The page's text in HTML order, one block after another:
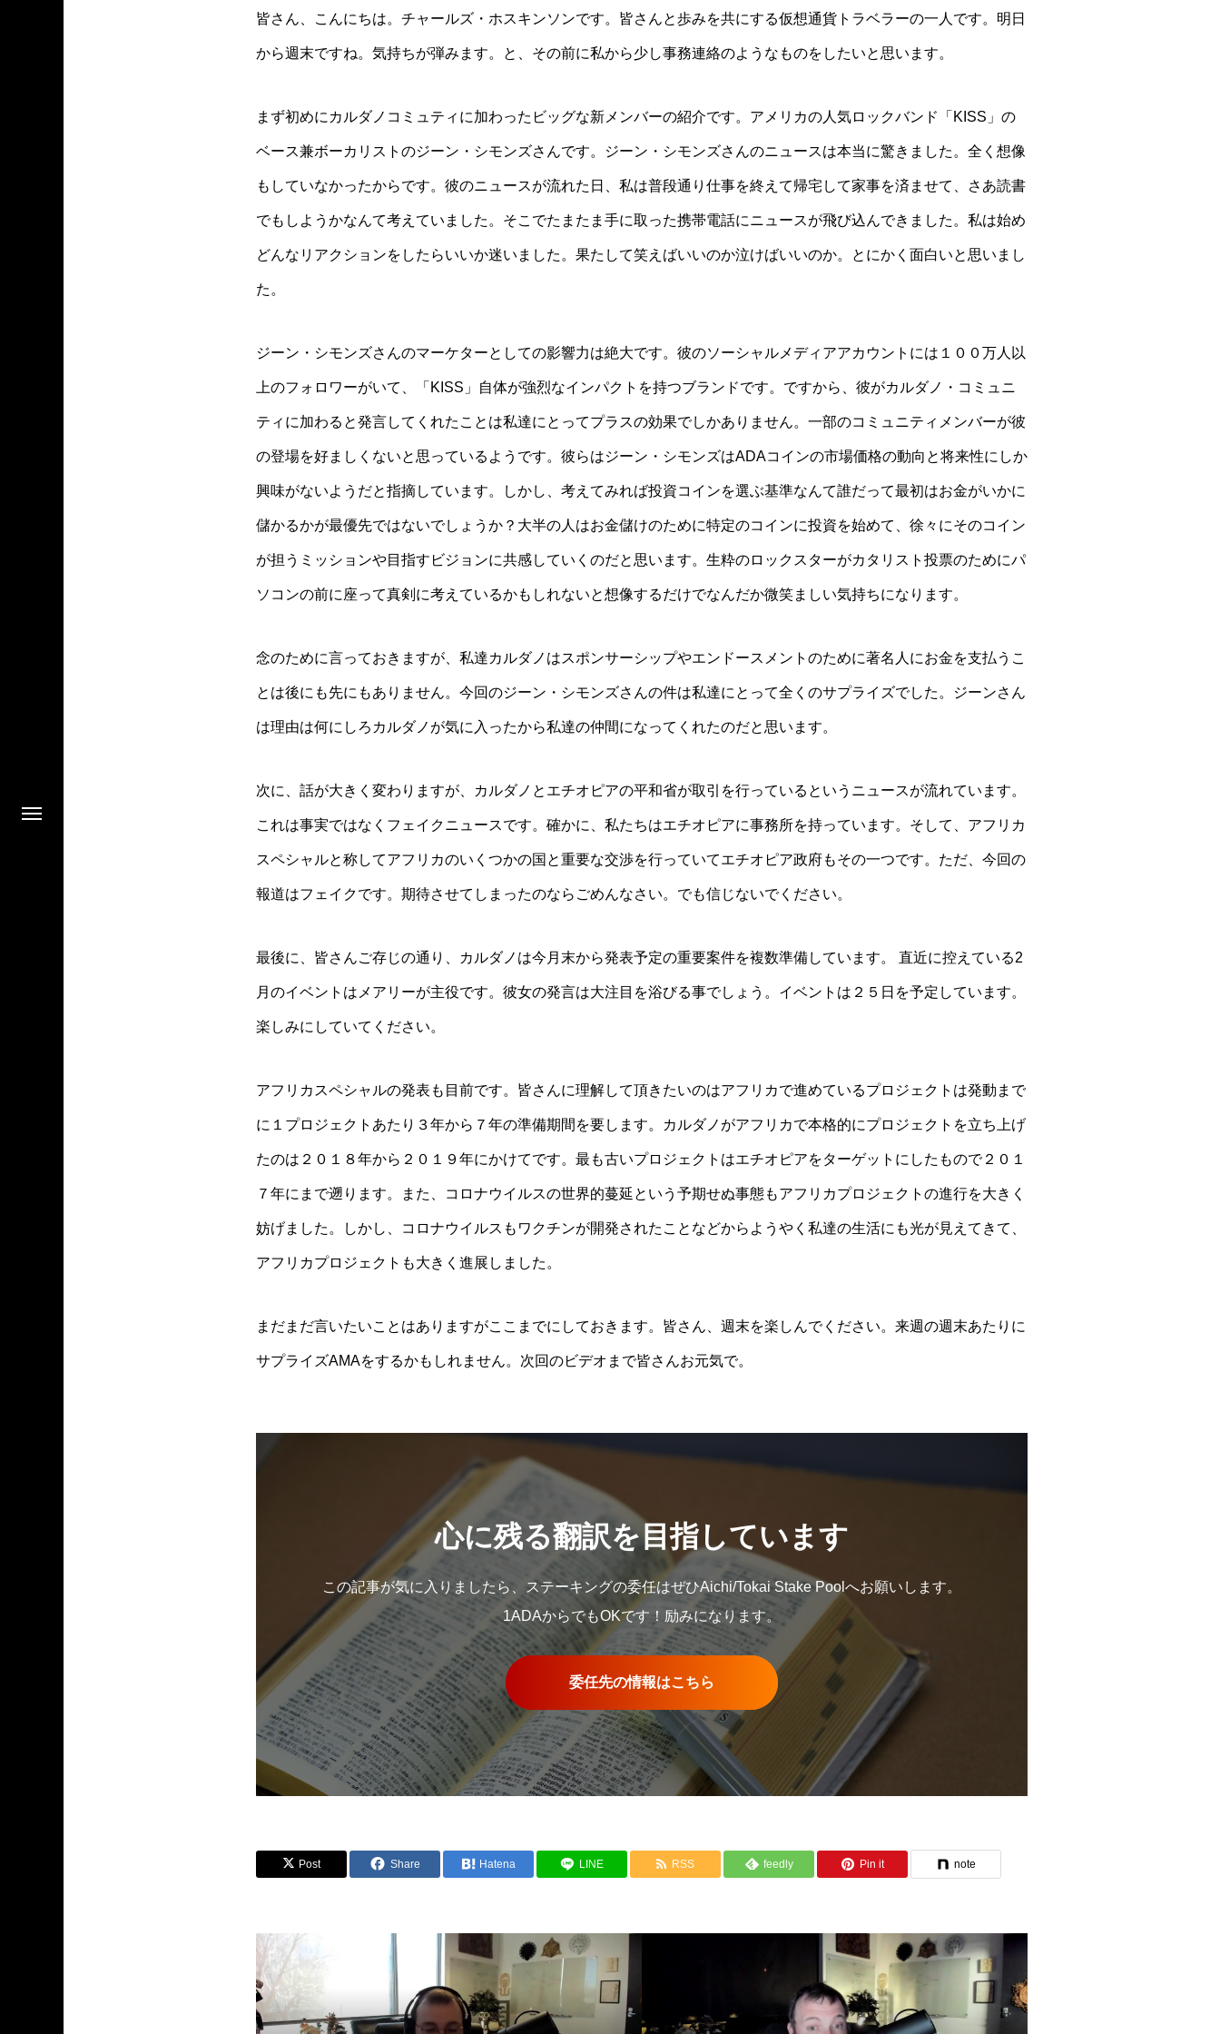
皆さん、こんにちは。チャールズ・ホスキンソンです。皆さんと歩みを共にする仮想通貨トラベラーの一人です。明日
から週末ですね。気持ちが弾みます。と、その前に私から少し事務連絡のようなものをしたいと思います。
まず初めにカルダノコミュティに加わったビッグな新メンバーの紹介です。アメリカの人気ロックバンド「KISS」の
ベース兼ボーカリストのジーン・シモンズさんです。ジーン・シモンズさんのニュースは本当に驚きました。全く想像
もしていなかったからです。彼のニュースが流れた日、私は普段通り仕事を終えて帰宅して家事を済ませて、さあ読書
でもしようかなんて考えていました。そこでたまたま手に取った携帯電話にニュースが飛び込んできました。私は始め
どんなリアクションをしたらいいか迷いました。果たして笑えばいいのか泣けばいいのか。とにかく面白いと思いまし
た。
ジーン・シモンズさんのマーケターとしての影響力は絶大です。彼のソーシャルメディアアカウントには１００万人以
上のフォロワーがいて、「KISS」自体が強烈なインパクトを持つブランドです。ですから、彼がカルダノ・コミュニ
ティに加わると発言してくれたことは私達にとってプラスの効果でしかありません。一部のコミュニティメンバーが彼
の登場を好ましくないと思っているようです。彼らはジーン・シモンズはADAコインの市場価格の動向と将来性にしか
興味がないようだと指摘しています。しかし、考えてみれば投資コインを選ぶ基準なんて誰だって最初はお金がいかに
儲かるかが最優先ではないでしょうか？大半の人はお金儲けのために特定のコインに投資を始めて、徐々にそのコイン
が担うミッションや目指すビジョンに共感していくのだと思います。生粋のロックスターがカタリスト投票のためにパ
ソコンの前に座って真剣に考えているかもしれないと想像するだけでなんだか微笑ましい気持ちになります。
念のために言っておきますが、私達カルダノはスポンサーシップやエンドースメントのために著名人にお金を支払うこ
とは後にも先にもありません。今回のジーン・シモンズさんの件は私達にとって全くのサプライズでした。ジーンさん
は理由は何にしろカルダノが気に入ったから私達の仲間になってくれたのだと思います。
次に、話が大きく変わりますが、カルダノとエチオピアの平和省が取引を行っているというニュースが流れています。
これは事実ではなくフェイクニュースです。確かに、私たちはエチオピアに事務所を持っています。そして、アフリカ
スペシャルと称してアフリカのいくつかの国と重要な交渉を行っていてエチオピア政府もその一つです。ただ、今回の
報道はフェイクです。期待させてしまったのならごめんなさい。でも信じないでください。
最後に、皆さんご存じの通り、カルダノは今月末から発表予定の重要案件を複数準備しています。 直近に控えている2
月のイベントはメアリーが主役です。彼女の発言は大注目を浴びる事でしょう。イベントは２５日を予定しています。
楽しみにしていてください。
アフリカスペシャルの発表も目前です。皆さんに理解して頂きたいのはアフリカで進めているプロジェクトは発動まで
に１プロジェクトあたり３年から７年の準備期間を要します。カルダノがアフリカで本格的にプロジェクトを立ち上げ
たのは２０１８年から２０１９年にかけてです。最も古いプロジェクトはエチオピアをターゲットにしたもので２０１
７年にまで遡ります。また、コロナウイルスの世界的蔓延という予期せぬ事態もアフリカプロジェクトの進行を大きく
妨げました。しかし、コロナウイルスもワクチンが開発されたことなどからようやく私達の生活にも光が見えてきて、
アフリカプロジェクトも大きく進展しました。
まだまだ言いたいことはありますがここまでにしておきます。皆さん、週末を楽しんでください。来週の週末あたりに
サプライズAMAをするかもしれません。次回のビデオまで皆さんお元気で。
心に残る翻訳を目指しています
この記事が気に入りましたら、ステーキングの委任はぜひAichi/Tokai Stake Poolへお願いします。
1ADAからでもOKです！励みになります。
委任先の情報はこちら
Post Share Hatena LINE RSS feedly Pin it note